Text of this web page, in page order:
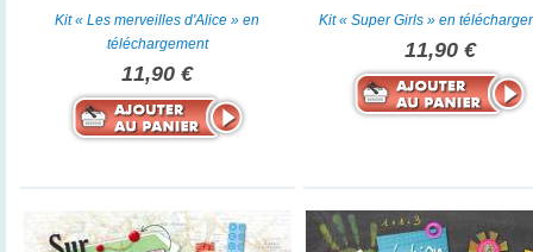
Kit « Les merveilles d'Alice » en
téléchargement
11,90 €
Kit « Super Girls » en
11,90 €